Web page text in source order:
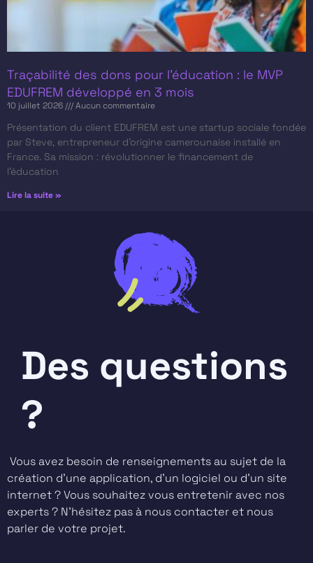
Traçabilité des dons pour l’éducation : le MVP
EDUFREM développé en 3 mois
10 juillet 2026 Aucun commentaire
Présentation du client​ EDUFREM est une startup sociale fondée
par Steve, entrepreneur d’origine camerounaise installé en
France. Sa mission : révolutionner le financement de
l’éducation
Lire la suite »
Des questions
?
Vous avez besoin de renseignements au sujet de la
création d’une application, d’un logiciel ou d’un site
internet ? Vous souhaitez vous entretenir avec nos
experts ? N’hésitez pas à nous contacter et nous
parler de votre projet.